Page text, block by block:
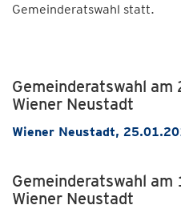
Gemeinderatswahl statt.
Gemeinderatswahl
Wiener Neustadt
Wiener Neustadt,
Gemeinderatswahl
Wiener Neustadt